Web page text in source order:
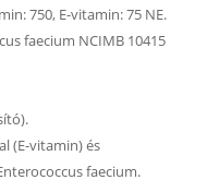
750, E-vitamin: 75 NE.
faecium NCIMB 10415
(E-vitamin) és
faecium.